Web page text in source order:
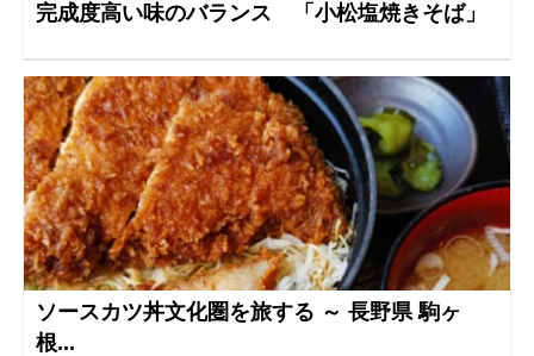
完成度高い味のバランス 「小松塩焼きそば」
ソースカツ丼文化圏を旅する ～ 長野県 駒ヶ
根...